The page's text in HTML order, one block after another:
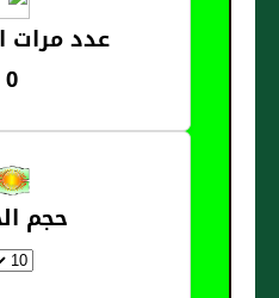
عدد مرات
0
حجم